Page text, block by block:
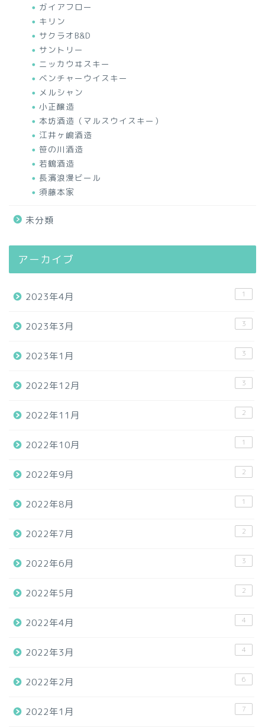
ガイアフロー
キリン
サクラオB&D
サントリー
ニッカウヰスキー
ベンチャーウイスキー
メルシャン
小正醸造
本坊酒造（マルスウイスキー）
江井ヶ嶋酒造
笹の川酒造
若鶴酒造
長濱浪漫ビール
須藤本家
未分類
アーカイブ
2023年4月 1
2023年3月 3
2023年1月 3
2022年12月 3
2022年11月 2
2022年10月 1
2022年9月 2
2022年8月 1
2022年7月 2
2022年6月 3
2022年5月 2
2022年4月 4
2022年3月 4
2022年2月 6
2022年1月 7